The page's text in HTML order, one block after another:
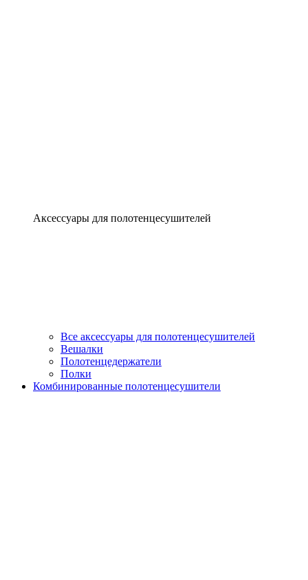
Аксессуары для полотенцесушителей
Все аксессуары для полотенцесушителей
Вешалки
Полотенцедержатели
Полки
Комбинированные полотенцесушители